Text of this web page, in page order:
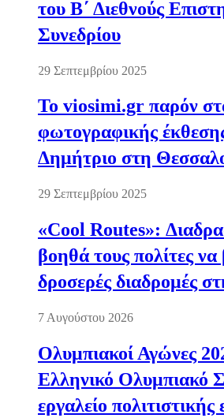
του Β΄ Διεθνούς
Συνεδρίου
29 Σεπτεμβρίου 2025
Το viosimi.gr παρόν
φωτογραφικής
Δημήτριο στη
29 Σεπτεμβρίου 2025
«Cool Routes»:
βοηθά τους πολίτες να
δροσερές διαδρομές
7 Αυγούστου 2026
Ολυμπιακοί Αγώνες
Ελληνικό Ολυμπιακό
εργαλείο